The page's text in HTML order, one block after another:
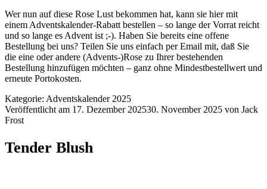
Wer nun auf diese Rose Lust bekommen hat, kann sie hiermit
einem Adventskalender-Rabatt bestellen – so lange der Vorrat reicht
und so lange es Advent ist ;-). Haben Sie bereits eine offene
Bestellung bei uns? Teilen Sie uns einfach per Email mit, daß Sie
die eine oder andere (Advents-)Rose zu Ihrer bestehenden
Bestellung hinzufügen möchten – ganz ohne Mindestbestellwert und
erneute Portokosten.
Kategorie: Adventskalender 2025
Veröffentlicht am 17. Dezember 202530. November 2025 von Jack
Frost
Tender Blush